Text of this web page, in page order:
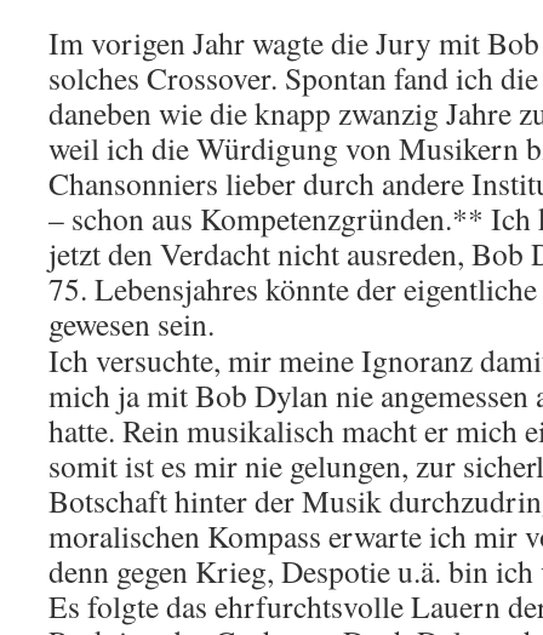
Im vorigen Jahr wagte die Jury mit
solches Crossover. Spontan fand ich
daneben wie die knapp zwanzig Jahre
weil ich die Würdigung von Musikern
Chansonniers lieber durch andere
– schon aus Kompetenzgründen.** Ich
jetzt den Verdacht nicht ausreden, Bob
75. Lebensjahres könnte der
gewesen sein.
Ich versuchte, mir meine Ignoranz
mich ja mit Bob Dylan nie angemessen
hatte. Rein musikalisch macht er mich
somit ist es mir nie gelungen, zur
Botschaft hinter der Musik
moralischen Kompass erwarte ich mir
denn gegen Krieg, Despotie u.ä. bin ich
Es folgte das ehrfurchtsvolle Lauern